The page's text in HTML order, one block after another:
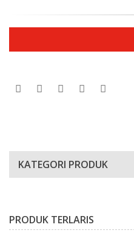
KATEGORI PRODUK
PRODUK TERLARIS